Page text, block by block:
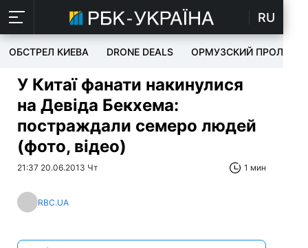
RU
ОБСТРЕЛ КИЕВА DRONE DEALS ОРМУЗСКИЙ ПРОЛИВ
У Китаї фанати накинулися
на Девіда Бекхема:
постраждали семеро людей
(фото, відео)
21:37 20.06.2013 Чт 1 мин
RBC.UA